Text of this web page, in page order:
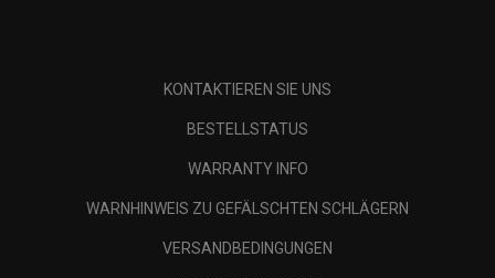
KONTAKTIEREN SIE UNS
BESTELLSTATUS
WARRANTY INFO
WARNHINWEIS ZU GEFÄLSCHTEN SCHLÄGERN
VERSANDBEDINGUNGEN